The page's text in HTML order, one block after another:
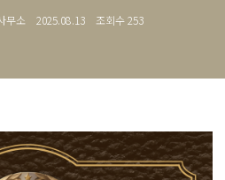
무소 2025.08.13 조회수253